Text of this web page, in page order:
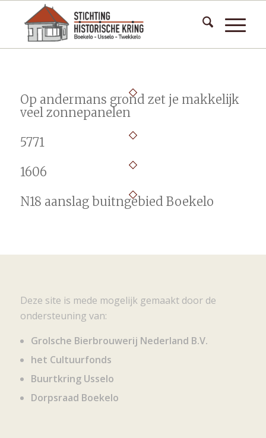
Op andermans grond zet je makkelijk
veel zonnepanelen
5771
1606
N18 aanslag buitngebied Boekelo
Deze site is mede mogelijk gemaakt door de
ondersteuning van:
Grolsche Bierbrouwerij Nederland B.V.
het Cultuurfonds
Buurtkring Usselo
Dorpsraad Boekelo